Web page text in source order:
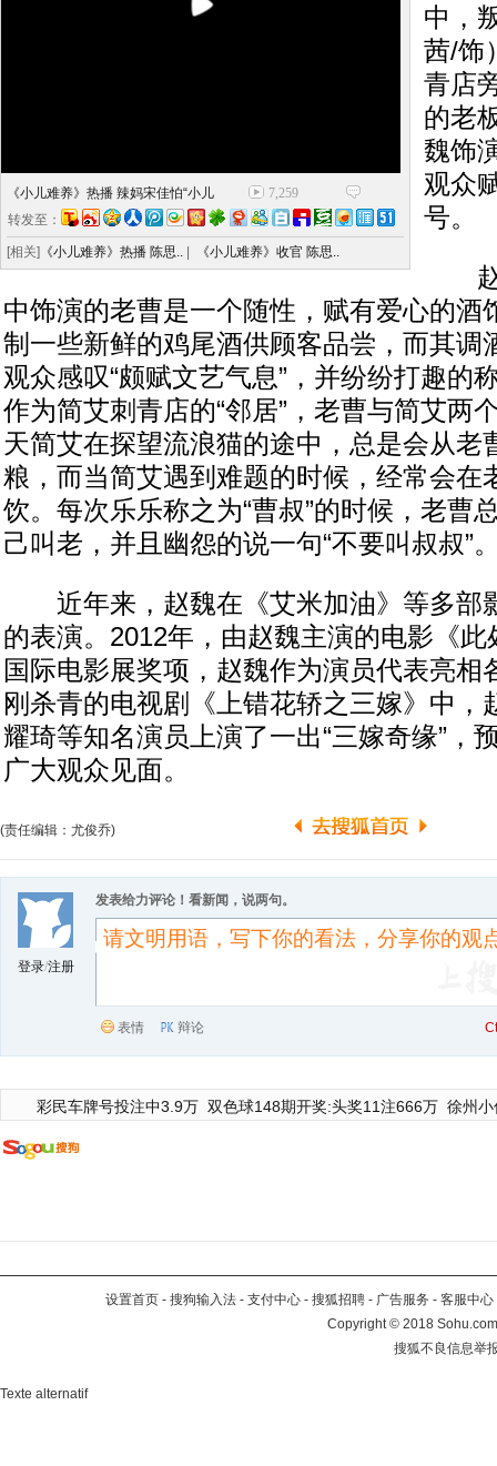
《小儿难养》热播 辣妈宋佳怕“小儿
7,259
转发至：
[相关] 《小儿难养》热播 陈思.. 《小儿难养》收官 陈思..
中，
茜/饰
青店
的老
魏饰
观众
号。
赵
中饰演的老曹是一个随性，赋有爱心的酒
制一些新鲜的鸡尾酒供顾客品尝，而其调
观众感叹“颇赋文艺气息”，并纷纷打趣的
作为简艾刺青店的“邻居”，老曹与简艾两
天简艾在探望流浪猫的途中，总是会从老
粮，而当简艾遇到难题的时候，经常会在
饮。每次乐乐称之为“曹叔”的时候，老曹
己叫老，并且幽怨的说一句“不要叫叔叔”
近年来，赵魏在《艾米加油》等多部
的表演。2012年，由赵魏主演的电影《
国际电影展奖项，赵魏作为演员代表亮相
刚杀青的电视剧《上错花轿之三嫁》中，
耀琦等知名演员上演了一出“三嫁奇缘”，
广大观众见面。
(责任编辑：尤俊乔)
登录/注册
发表给力评论！看新闻，说两句。
表情 辩论
彩民车牌号投注中3.9万 双色球148期开奖:头奖11注666万 徐州
设置首页 - 搜狗输入法 - 支付中心 - 搜狐招聘 - 广告服务 - 客服中心
Copyright©2018
搜狐不良信息举
Texte alternatif